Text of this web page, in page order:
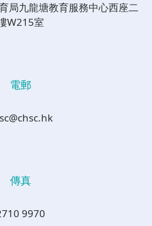
局九龍塘教育服務中心西座二
W215室
電郵
傳真
9970